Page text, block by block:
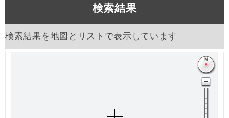
検索結果
検索結果を地図とリストで表示しています